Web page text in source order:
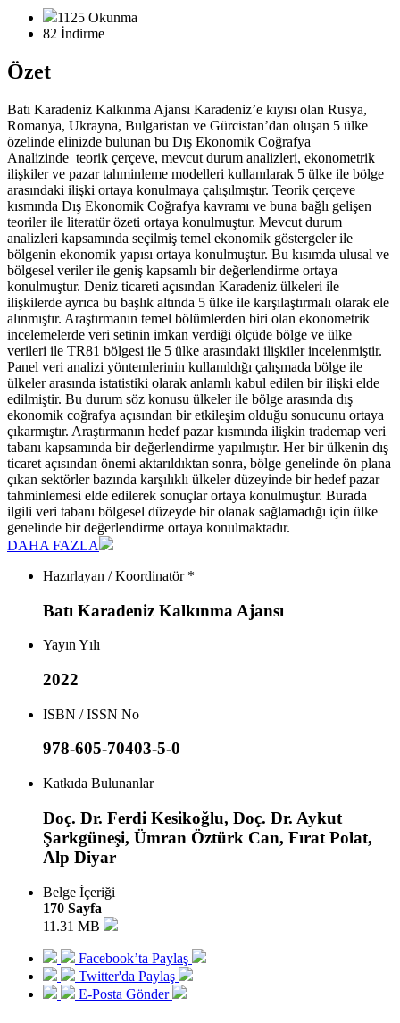
1125 Okunma
82 İndirme
Özet
Batı Karadeniz Kalkınma Ajansı Karadeniz’e kıyısı olan Rusya,
Romanya, Ukrayna, Bulgaristan ve Gürcistan’dan oluşan 5 ülke
özelinde elinizde bulunan bu Dış Ekonomik Coğrafya
Analizinde teorik çerçeve, mevcut durum analizleri, ekonometrik
ilişkiler ve pazar tahminleme modelleri kullanılarak 5 ülke ile bölge
arasındaki ilişki ortaya konulmaya çalışılmıştır. Teorik çerçeve
kısmında Dış Ekonomik Coğrafya kavramı ve buna bağlı gelişen
teoriler ile literatür özeti ortaya konulmuştur. Mevcut durum
analizleri kapsamında seçilmiş temel ekonomik göstergeler ile
bölgenin ekonomik yapısı ortaya konulmuştur. Bu kısımda ulusal ve
bölgesel veriler ile geniş kapsamlı bir değerlendirme ortaya
konulmuştur. Deniz ticareti açısından Karadeniz ülkeleri ile
ilişkilerde ayrıca bu başlık altında 5 ülke ile karşılaştırmalı olarak ele
alınmıştır. Araştırmanın temel bölümlerden biri olan ekonometrik
incelemelerde veri setinin imkan verdiği ölçüde bölge ve ülke
verileri ile TR81 bölgesi ile 5 ülke arasındaki ilişkiler incelenmiştir.
Panel veri analizi yöntemlerinin kullanıldığı çalışmada bölge ile
ülkeler arasında istatistiki olarak anlamlı kabul edilen bir ilişki elde
edilmiştir. Bu durum söz konusu ülkeler ile bölge arasında dış
ekonomik coğrafya açısından bir etkileşim olduğu sonucunu ortaya
çıkarmıştır. Araştırmanın hedef pazar kısmında ilişkin trademap veri
tabanı kapsamında bir değerlendirme yapılmıştır. Her bir ülkenin dış
ticaret açısından önemi aktarıldıktan sonra, bölge genelinde ön plana
çıkan sektörler bazında karşılıklı ülkeler düzeyinde bir hedef pazar
tahminlemesi elde edilerek sonuçlar ortaya konulmuştur. Burada
ilgili veri tabanı bölgesel düzeyde bir olanak sağlamadığı için ülke
genelinde bir değerlendirme ortaya konulmaktadır.
DAHA FAZLA
Hazırlayan / Koordinatör *
Batı Karadeniz Kalkınma Ajansı
Yayın Yılı
2022
ISBN / ISSN No
978-605-70403-5-0
Katkıda Bulunanlar
Doç. Dr. Ferdi Kesikoğlu, Doç. Dr. Aykut
Şarkgüneşi, Ümran Öztürk Can, Fırat Polat,
Alp Diyar
Belge İçeriği
170 Sayfa
11.31 MB
Facebook’ta Paylaş
Twitter'da Paylaş
E-Posta Gönder